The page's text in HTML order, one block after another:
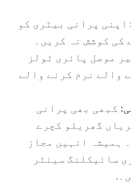
بیٹری کو
نہ کریں۔
پائری ٹولز
کرنے والے
پرانی
کچرے
انہیں مجاز
سینٹر